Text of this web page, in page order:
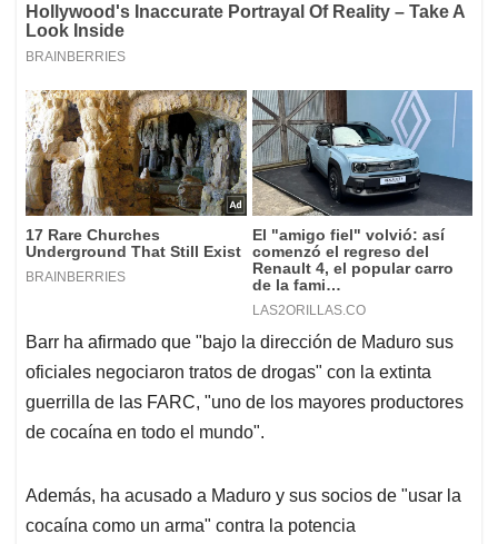
Barr ha afirmado que "bajo la dirección de Maduro sus
oficiales negociaron tratos de drogas" con la extinta
guerrilla de las FARC, "uno de los mayores productores
de cocaína en todo el mundo".
Además, ha acusado a Maduro y sus socios de "usar la
cocaína como un arma" contra la potencia